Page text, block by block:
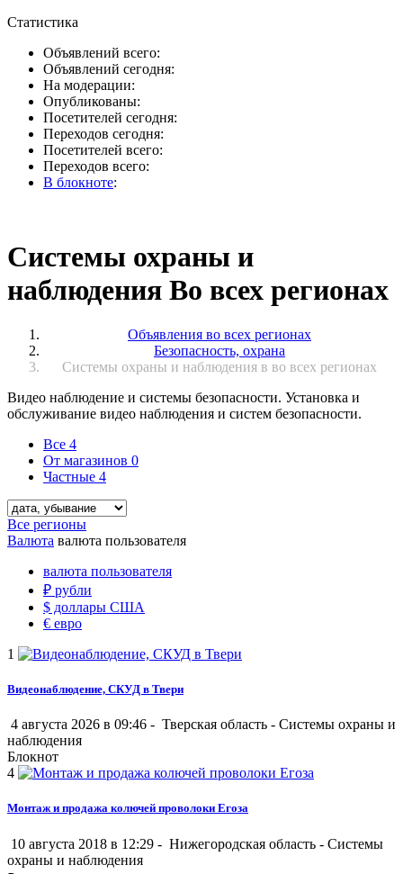
Статистика
Объявлений всего:
Объявлений сегодня:
На модерации:
Опубликованы:
Посетителей сегодня:
Переходов сегодня:
Посетителей всего:
Переходов всего:
В блокноте:
Системы охраны и
наблюдения Во всех регионах
Объявления во всех регионах
Безопасность, охрана
Системы охраны и наблюдения в во всех регионах
Видео наблюдение и системы безопасности. Установка и
обслуживание видео наблюдения и систем безопасности.
Все 4
От магазинов 0
Частные 4
Все регионы
Валюта валюта пользователя
валюта пользователя
₽ рубли
$ доллары США
€ евро
1
Видеонаблюдение, СКУД в Твери
4 августа 2026 в 09:46 - Тверская область - Системы охраны и
наблюдения
Блокнот
4
Мoнтаж и продажа колючей проволоки Егоза
10 августа 2018 в 12:29 - Нижегородская область - Системы
охраны и наблюдения